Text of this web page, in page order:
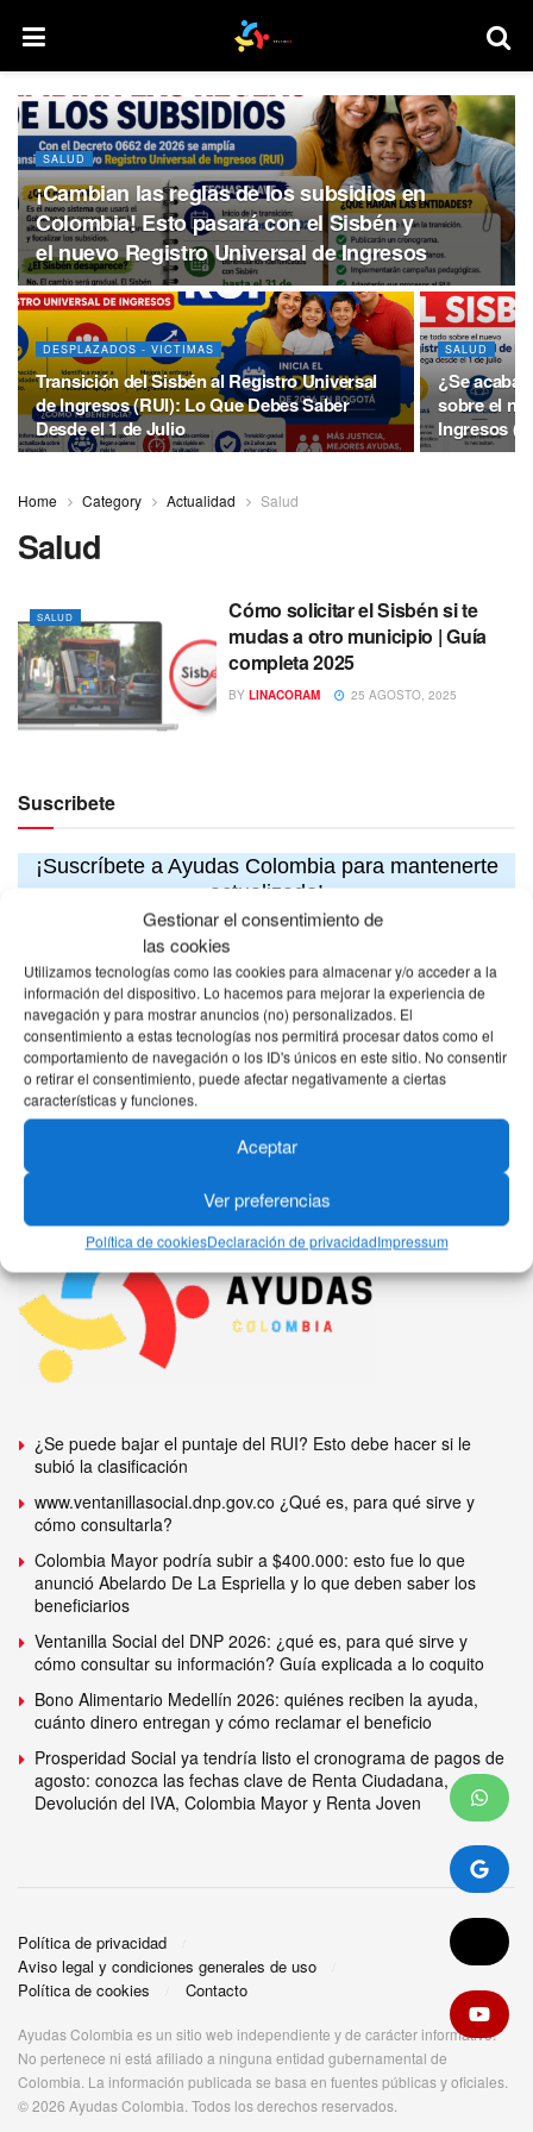
Gestionar el consentimiento de
las cookies
Utilizamos tecnologías como las cookies para almacenar y/o acceder a la
información del dispositivo. Lo hacemos para mejorar la experiencia de
navegación y para mostrar anuncios (no) personalizados. El
consentimiento a estas tecnologías nos permitirá procesar datos como el
comportamiento de navegación o los ID's únicos en este sitio. No consentir
o retirar el consentimiento, puede afectar negativamente a ciertas
características y funciones.
Aceptar
Ver preferencias
Política de cookiesDeclaración de privacidadImpressum
SALUD
¡Cambian las reglas de los subsidios en
Colombia! Esto pasará con el Sisbén y
el nuevo Registro Universal de Ingresos
DESPLAZADOS - VICTIMAS
Transición del Sisbén al Registro Universal
de Ingresos (RUI): Lo Que Debes Saber
Desde el 1 de Julio
SALUD
¿Se acaba
sobre el
Ingresos
Home Category Actualidad Salud
Salud
SALUD
Cómo solicitar el Sisbén si te
mudas a otro municipio | Guía
completa 2025
BY LINACORAM 25 AGOSTO, 2025
Suscribete
¡Suscríbete a Ayudas Colombia para mantenerte
actualizado!
¿Se puede bajar el puntaje del RUI? Esto debe hacer si le
subió la clasificación
www.ventanillasocial.dnp.gov.co ¿Qué es, para qué sirve y
cómo consultarla?
Colombia Mayor podría subir a $400.000: esto fue lo que
anunció Abelardo De La Espriella y lo que deben saber los
beneficiarios
Ventanilla Social del DNP 2026: ¿qué es, para qué sirve y
cómo consultar su información? Guía explicada a lo coquito
Bono Alimentario Medellín 2026: quiénes reciben la ayuda,
cuánto dinero entregan y cómo reclamar el beneficio
Prosperidad Social ya tendría listo el cronograma de pagos de
agosto: conozca las fechas clave de Renta Ciudadana,
Devolución del IVA, Colombia Mayor y Renta Joven
Política de privacidad
Aviso legal y condiciones generales de uso
Política de cookies
Contacto
Ayudas Colombia es un sitio web independiente y de carácter informativo.
No pertenece ni está afiliado a ninguna entidad gubernamental de
Colombia. La información publicada se basa en fuentes públicas y oficiales.
© 2026 Ayudas Colombia. Todos los derechos reservados.